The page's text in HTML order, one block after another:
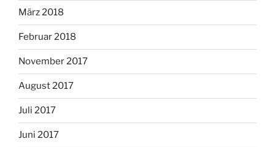
März 2018
Februar 2018
November 2017
August 2017
Juli 2017
Juni 2017